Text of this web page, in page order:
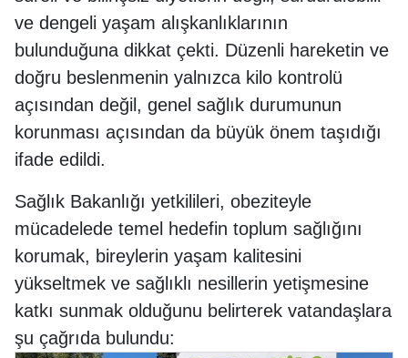
ve dengeli yaşam alışkanlıklarının
bulunduğuna dikkat çekti. Düzenli hareketin ve
doğru beslenmenin yalnızca kilo kontrolü
açısından değil, genel sağlık durumunun
korunması açısından da büyük önem taşıdığı
ifade edildi.
Sağlık Bakanlığı yetkilileri, obeziteyle
mücadelede temel hedefin toplum sağlığını
korumak, bireylerin yaşam kalitesini
yükseltmek ve sağlıklı nesillerin yetişmesine
katkı sunmak olduğunu belirterek vatandaşlara
şu çağrıda bulundu: